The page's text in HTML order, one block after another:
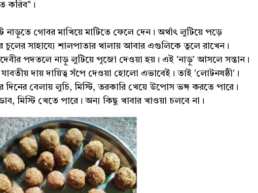
করিব"।
নাড়ুতে গোবর মাখিয়ে মাটিতে ফেলে দেন। অর্থাৎ লুটিয়ে পড়ে
সাহায্যে শালপাতার থালায় আবার এগুলিকে তুলে রাখেন।
পদতলে নাড়ু লুটিয়ে পূজো দেওয়া হয়। এই 'নাড়ু' আসলে সন্তান।
যাবতীয় দায় দায়িত্ব সঁপে দেওয়া হোলো এভাবেই। তাই 'লোটনষষ্ঠী'।
বেলায় লুচি, মিস্টি, তরকারি খেয়ে উপোস ভঙ্গ করতে পারে।
মিস্টি খেতে পারে। অন্য কিছু খাবার খাওয়া চলবে না।